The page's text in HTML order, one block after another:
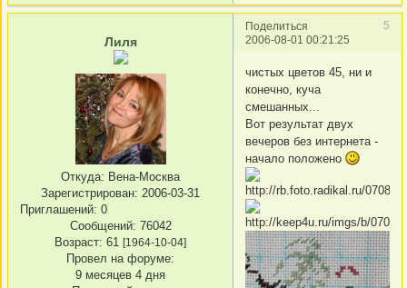
Поделиться
5
2006-08-01 00:21:25
Лиля
Откуда: Вена-Москва
Зарегистрирован: 2006-03-31
Приглашений: 0
Сообщений: 76042
Возраст: 61 [1964-10-04]
Провел на форуме:
9 месяцев 4 дня
чистых цветов 45, ни и
конечно, куча
смешанных...
Вот результат двух
вечеров без интернета -
начало положено